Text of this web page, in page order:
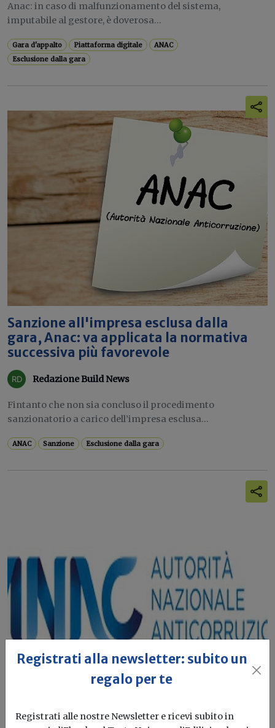
Anac: in caso di malfunzionamento del sistema,
imputabile al gestore, è doverosa...
Gara d'appalto Piattaforma digitale
ANAC
Esclusione dalla gara
Sanzione all'impresa esclusa dalla
gara, Anac: va applicata la normativa
successiva più favorevole
Redazione Build News
Fintanto che non sia concluso il procedimento
sanzionatorio a carico dell’impresa esclusa...
ANAC Sanzione Esclusione dalla gara
d'appalto le ditte che non assumono
Registrati alla newsletter: subito un
regalo per te
Registrati alle nostre Newsletter e ricevi subito in